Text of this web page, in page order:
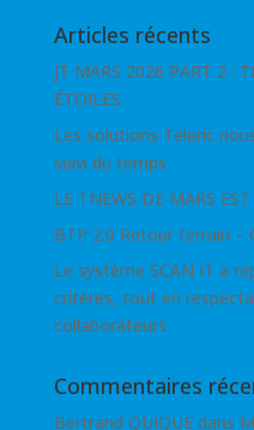
Articles récents
JT MARS 2026 PART 2 :
ÉTOILES
Les solutions Teleric
suivi du temps
LE TNEWS DE MARS EST
BTP 2.0 Retour terrain –
Le système SCAN IT a
critères, tout en
collaborateurs
Commentaires
Bertrand QUIQUEdans